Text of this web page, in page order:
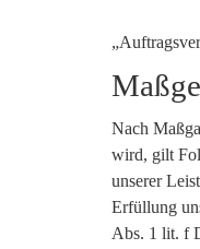
Nach
wird, gilt
unserer
Erfüllung
Abs. 1 lit. f